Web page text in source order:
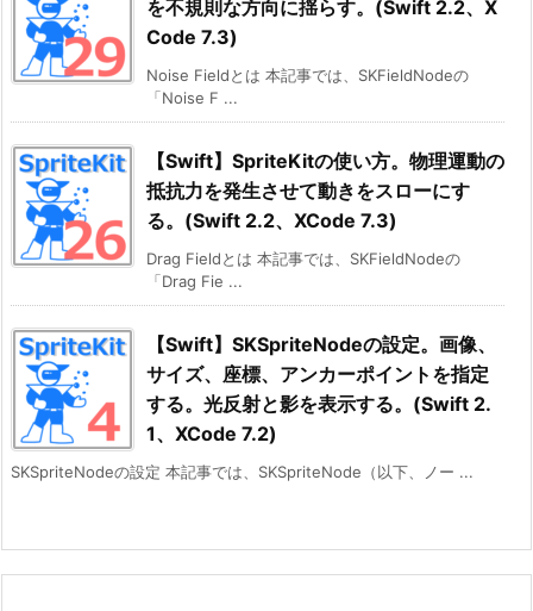
を不規則な方向に揺らす。(Swift 2.2、X
Code 7.3)
Noise Fieldとは 本記事では、SKFieldNodeの
「Noise F ...
【Swift】SpriteKitの使い方。物理運動の
抵抗力を発生させて動きをスローにす
る。(Swift 2.2、XCode 7.3)
Drag Fieldとは 本記事では、SKFieldNodeの
「Drag Fie ...
【Swift】SKSpriteNodeの設定。画像、
サイズ、座標、アンカーポイントを指定
する。光反射と影を表示する。(Swift 2.
1、XCode 7.2)
SKSpriteNodeの設定 本記事では、SKSpriteNode（以下、ノー ...